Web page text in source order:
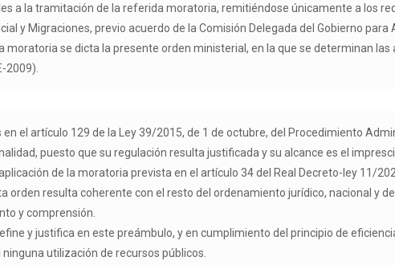
a la tramitación de la referida moratoria, remitiéndose únicamente a los
y Migraciones, previo acuerdo de la Comisión Delegada del Gobierno para
moratoria se dicta la presente orden ministerial, en la que se determinan
2009).
el artículo 129 de la Ley 39/2015, de 1 de octubre, del Procedimiento
puesto que su regulación resulta justificada y su alcance es el
de la moratoria prevista en el artículo 34 del Real Decreto-ley 11/
orden resulta coherente con el resto del ordenamiento jurídico, nacional y
y comprensión.
y justifica en este preámbulo, y en cumplimiento del principio de
utilización de recursos públicos.